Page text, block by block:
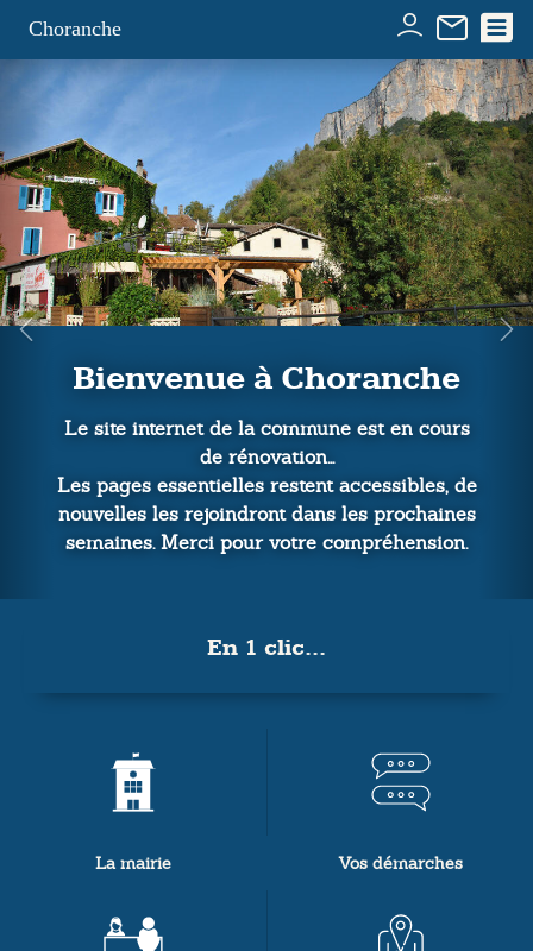
Choranche
Bienvenue à Choranche
Le site internet de la commune est en cours
de rénovation...
Les pages essentielles restent accessibles, de
nouvelles les rejoindront dans les prochaines
semaines. Merci pour votre compréhension.
En 1 clic...
La mairie Vos démarches